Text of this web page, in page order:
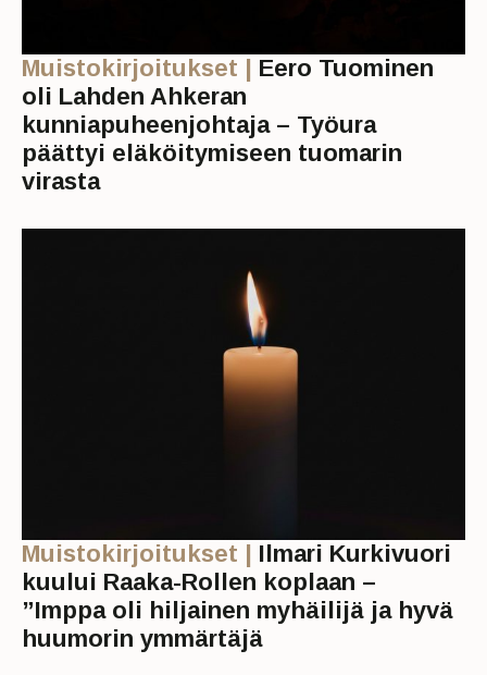
Muistokirjoitukset | Eero Tuominen
oli Lahden Ahkeran
kunniapuheenjohtaja – Työura
päättyi eläköitymiseen tuomarin
virasta
Muistokirjoitukset | Ilmari Kurkivuori
kuului Raaka-Rollen koplaan –
”Imppa oli hiljainen myhäilijä ja hyvä
huumorin ymmärtäjä